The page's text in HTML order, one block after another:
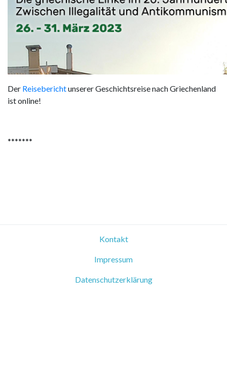
Der Reiseberichtunserer Geschichtsreise nach Griechenland
ist online!
*******
Kontakt
Impressum
Datenschutzerklärung